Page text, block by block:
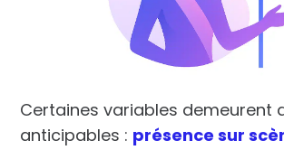
Certaines variables demeurent
anticipables : présence sur